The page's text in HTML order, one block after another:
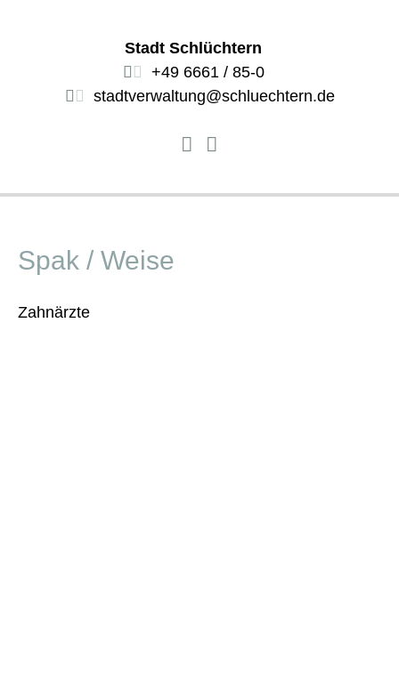
Stadt Schlüchtern
+49 6661 / 85-0
stadtverwaltung@schluechtern.de
Spak / Weise
Zahnärzte